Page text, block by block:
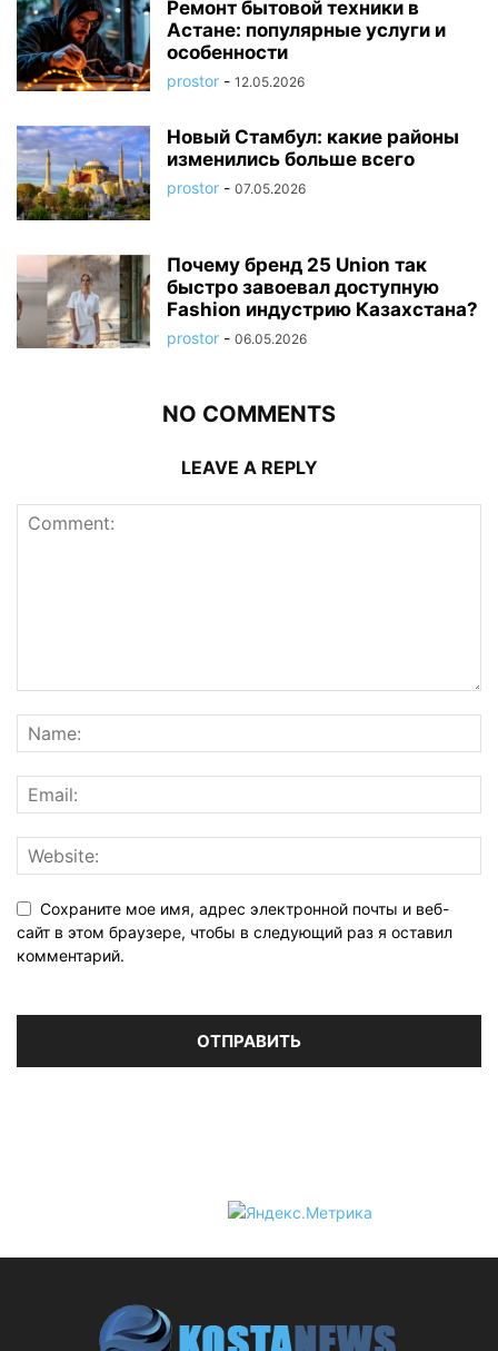
Ремонт бытовой техники в
Астане: популярные услуги и
особенности
prostor - 12.05.2026
Новый Стамбул: какие районы
изменились больше всего
prostor - 07.05.2026
Почему бренд 25 Union так
быстро завоевал доступную
Fashion индустрию Казахстана?
prostor - 06.05.2026
NO COMMENTS
LEAVE A REPLY
Сохраните мое имя, адрес электронной почты и веб-
сайт в этом браузере, чтобы в следующий раз я оставил
комментарий.